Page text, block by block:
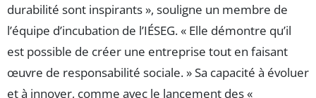
durabilité sont inspirants », souligne un membre de
l’équipe d’incubation de l’IÉSEG. « Elle démontre qu’il
est possible de créer une entreprise tout en faisant
œuvre de responsabilité sociale. » Sa capacité à évoluer
et à innover, comme avec le lancement des «